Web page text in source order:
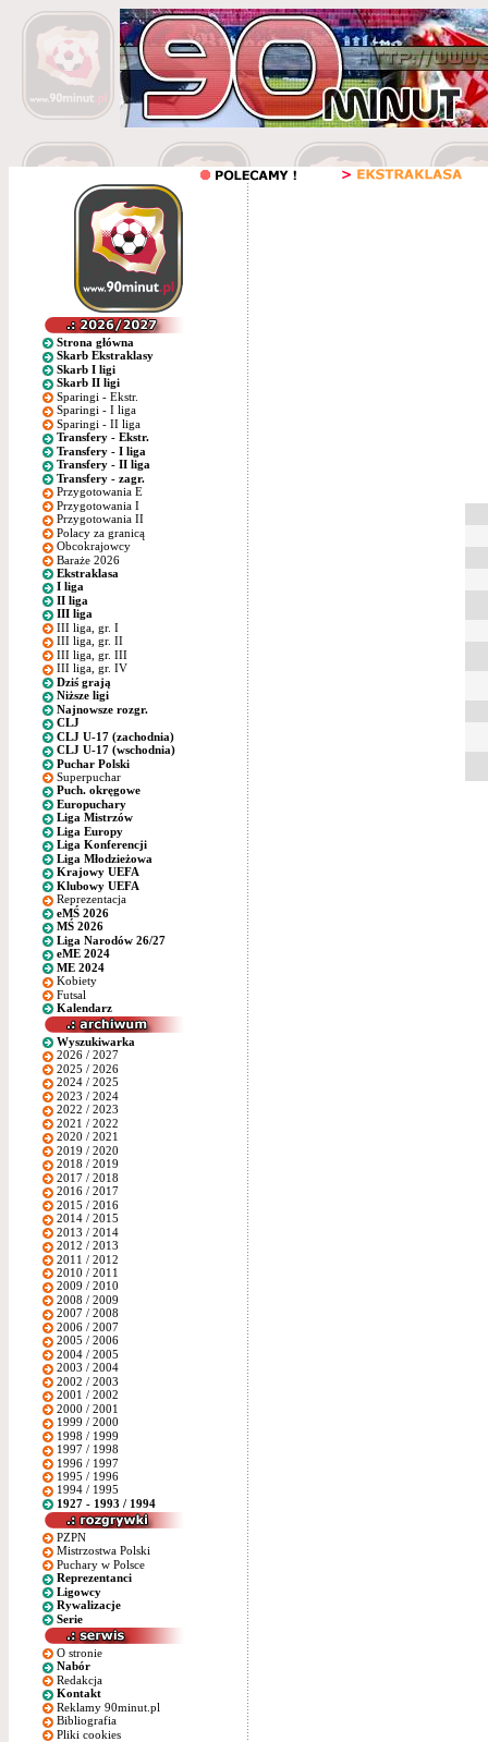
Strona główna
Skarb Ekstraklasy
Skarb I ligi
Skarb II ligi
Sparingi - Ekstr.
Sparingi - I liga
Sparingi - II liga
Transfery - Ekstr.
Transfery - I liga
Transfery - II liga
Transfery - zagr.
Przygotowania E
Przygotowania I
Przygotowania II
Polacy za granicą
Obcokrajowcy
Baraże 2026
Ekstraklasa
I liga
II liga
III liga
III liga, gr. I
III liga, gr. II
III liga, gr. III
III liga, gr. IV
Dziś grają
Niższe ligi
Najnowsze rozgr.
CLJ
CLJ U-17 (zachodnia)
CLJ U-17 (wschodnia)
Puchar Polski
Superpuchar
Puch. okręgowe
Europuchary
Liga Mistrzów
Liga Europy
Liga Konferencji
Liga Młodzieżowa
Krajowy UEFA
Klubowy UEFA
Reprezentacja
eMŚ 2026
MŚ 2026
Liga Narodów 26/27
eME 2024
ME 2024
Kobiety
Futsal
Kalendarz
Wyszukiwarka
2026 / 2027
2025 / 2026
2024 / 2025
2023 / 2024
2022 / 2023
2021 / 2022
2020 / 2021
2019 / 2020
2018 / 2019
2017 / 2018
2016 / 2017
2015 / 2016
2014 / 2015
2013 / 2014
2012 / 2013
2011 / 2012
2010 / 2011
2009 / 2010
2008 / 2009
2007 / 2008
2006 / 2007
2005 / 2006
2004 / 2005
2003 / 2004
2002 / 2003
2001 / 2002
2000 / 2001
1999 / 2000
1998 / 1999
1997 / 1998
1996 / 1997
1995 / 1996
1994 / 1995
1927 - 1993 / 1994
PZPN
Mistrzostwa Polski
Puchary w Polsce
Reprezentanci
Ligowcy
Rywalizacje
Serie
O stronie
Nabór
Redakcja
Kontakt
Reklamy 90minut.pl
Bibliografia
Pliki cookies